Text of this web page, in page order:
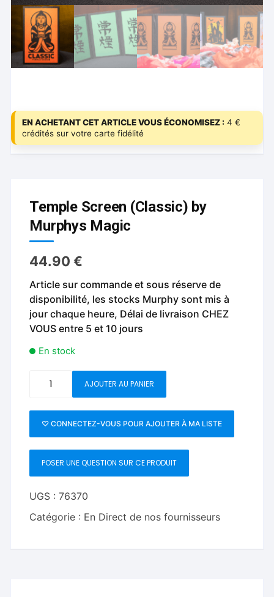
EN ACHETANT CET ARTICLE VOUS ÉCONOMISEZ : 4 €
crédités sur votre carte fidélité
Temple Screen (Classic) by
Murphys Magic
44.90€
Article sur commande et sous réserve de
disponibilité, les stocks Murphy sont mis à
jour chaque heure, Délai de livraison CHEZ
VOUS entre 5 et 10 jours
En stock
Screen
(Classic)
by
Murphys
Magic
AJOUTER AU PANIER
♡ CONNECTEZ-VOUS POUR AJOUTER À MA LISTE
POSER UNE QUESTION SUR CE PRODUIT
UGS :76370
Catégorie : En Direct de nos fournisseurs